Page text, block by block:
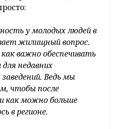
у молодых людей в
жилищный вопрос.
важно обеспечивать
недавних
Ведь мы
чтобы после
как можно больше
в регионе.